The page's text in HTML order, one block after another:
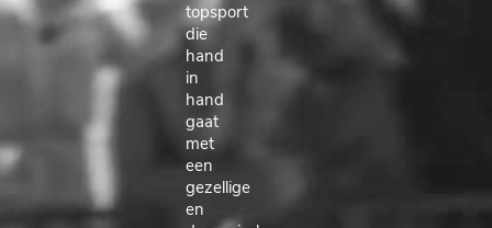
topsport
die
hand
in
hand
gaat
met
een
gezellige
en